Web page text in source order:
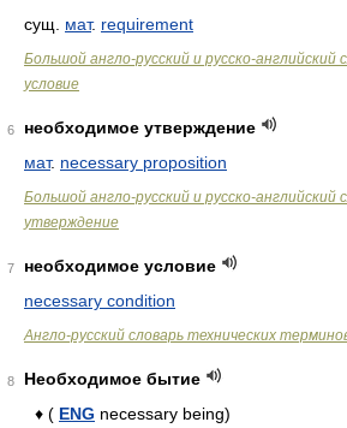
сущ. мат. requirement
Большой англо-русский и русско-английский
условие
6
необходимое утверждение
мат. necessary proposition
Большой англо-русский и русско-английский
утверждение
7
необходимое условие
necessary condition
Англо-русский словарь технических
8
Необходимое бытие
♦ ( ENG necessary being)